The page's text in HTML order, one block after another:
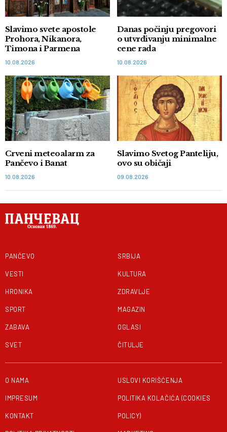
Slavimo svete apostole
Prohora, Nikanora,
Timona i Parmena
10.08.2026
Danas počinju pregovori
o utvrđivanju minimalne
cene rada
10.08.2026
Crveni meteoalarm za
Pančevo i Banat
10.08.2026
Slavimo Svetog Panteliju,
ovo su običaji
09.08.2026
PANČEVO
VESTI
HRONIKA
SPORT
ZABAVA
SVET
SRBIJA
KULTURA
ZDRAVLJE
MAGAZIN
OGLASI
ČITULJE
O NAMA
IMPRESUM
KONTAKT
USLOVI KORIŠĆENJA
POLITIKA KOLAČIĆA (COOKIES
POLICY)